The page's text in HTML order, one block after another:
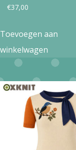
€37,00
Toevoegen aan
winkelwagen